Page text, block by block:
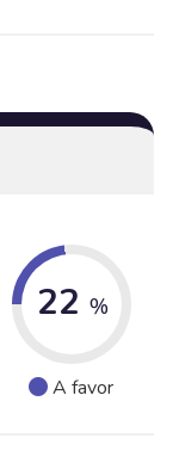
22 %
A favor